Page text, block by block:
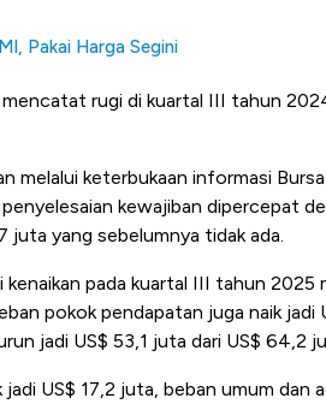
Pakai Harga Segini
rugi di kuartal III tahun
melalui keterbukaan informasi
kewajiban dipercepat
yang sebelumnya tidak ada.
pada kuartal III tahun 2025
pokok pendapatan juga naik jadi
jadi US$ 53,1 juta dari US$ 64,2
US$ 17,2 juta, beban umum dan
Ada Jawa!